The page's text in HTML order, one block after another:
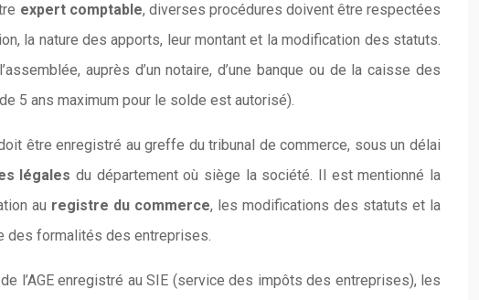
expert comptable, diverses procédures doivent être respectées
la nature des apports, leur montant et la modification des statuts.
auprès d’un notaire, d’une banque ou de la caisse des
5 ans maximum pour le solde est autorisé).
être enregistré au greffe du tribunal de commerce, sous un délai
légales du département où siège la société. Il est mentionné la
au registre du commerce, les modifications des statuts et la
des formalités des entreprises.
l’AGE enregistré au SIE (service des impôts des entreprises), les